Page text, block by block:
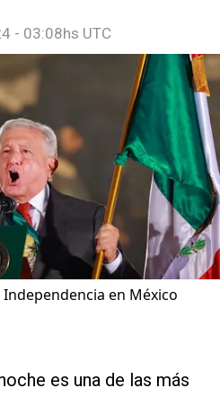
- 03:08hs UTC
en México
es una de las más